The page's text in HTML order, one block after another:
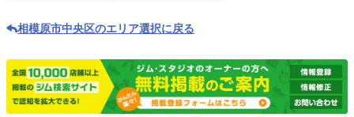
相模原市中央区のエリア選択に戻る